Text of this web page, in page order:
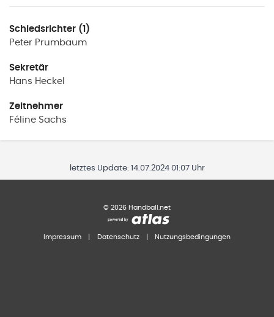
Schiedsrichter (1)
Peter Prumbaum
Sekretär
Hans Heckel
Zeitnehmer
Féline Sachs
letztes Update: 14.07.2024 01:07 Uhr
© 2026 Handball.net
Impressum Datenschutz Nutzungsbedingungen